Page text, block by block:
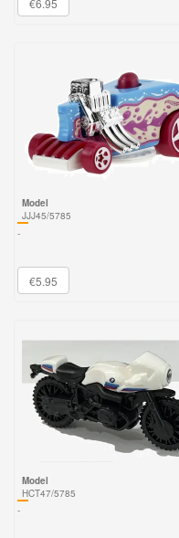
€6.95
Model
JJJ45/5785
-
€5.95
Model
HCT47/5785
-